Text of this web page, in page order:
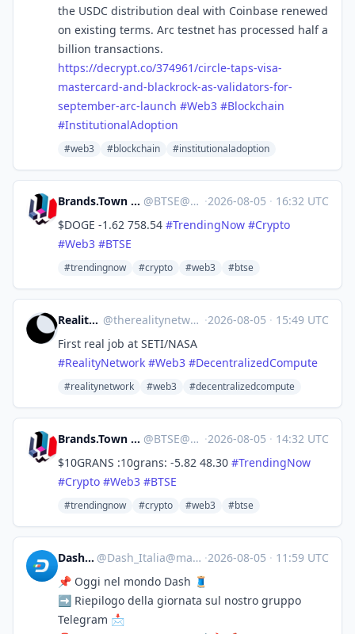
the USDC distribution deal with Coinbase renewed
on existing terms. Arc testnet has processed half a
billion transactions.
https://decrypt.co/374961/circle-taps-visa-
mastercard-and-blackrock-as-validators-for-
september-arc-launch #Web3 #Blockchain
#InstitutionalAdoption
#web3 #blockchain #institutionaladoption
Brands.Town Stock Exchange @BTSE@brands.town ·2026-08-05 · 16:32 UTC
$DOGE -1.62 758.54 #TrendingNow #Crypto
#Web3 #BTSE
#trendingnow #crypto #web3 #btse
Reality Network @therealitynetwork@mastodon.social ·2026-08-05 · 15:49 UTC
First real job at SETI/NASA
#RealityNetwork #Web3 #DecentralizedCompute
#realitynetwork #web3 #decentralizedcompute
Brands.Town Stock Exchange @BTSE@brands.town ·2026-08-05 · 14:32 UTC
$10GRANS :10grans: -5.82 48.30 #TrendingNow
#Crypto #Web3 #BTSE
#trendingnow #crypto #web3 #btse
Dash_Italia @Dash_Italia@mastodon.social ·2026-08-05 · 11:59 UTC
📌 Oggi nel mondo Dash 🧵
➡️ Riepilogo della giornata sul nostro gruppo
Telegram 📩